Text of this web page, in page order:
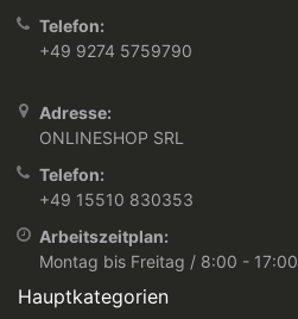
Telefon:
+49 9274 5759790
Adresse:
ONLINESHOP SRL
Telefon:
+49 15510 830353
Arbeitszeitplan:
Montag bis Freitag / 8:00 - 17:00
Hauptkategorien